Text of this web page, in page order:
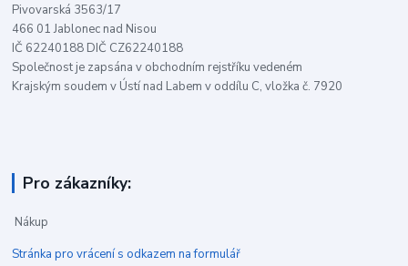
Pivovarská 3563/17
466 01 Jablonec nad Nisou
IČ 62240188 DIČ CZ62240188
Společnost je zapsána v obchodním rejstříku vedeném
Krajským soudem v Ústí nad Labem v oddílu C, vložka č. 7920
Pro zákazníky:
Nákup
Stránka pro vrácení s odkazem na formulář